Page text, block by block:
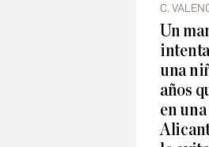
C.
Un
una
años
en